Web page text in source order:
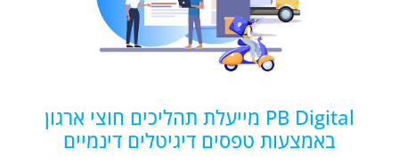
PB Digital מייעלת תהליכים חוצי ארגון
באמצעות טפסים דיגיטלים דינמיים